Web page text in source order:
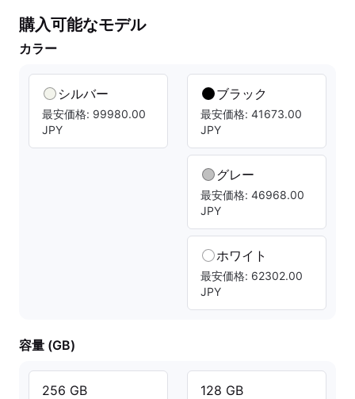
購入可能なモデル
カラー
シルバー
最安価格: 99980.00
JPY
ブラック
最安価格: 41673.00
JPY
グレー
最安価格: 46968.00
JPY
ホワイト
最安価格: 62302.00
JPY
容量 (GB)
256 GB 128 GB